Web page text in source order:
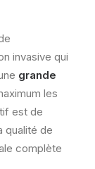
invasive qui
grande
les
est de
qualité de
complète